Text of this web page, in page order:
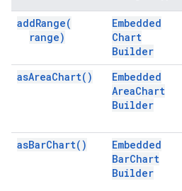
addRange(
range)
Embedded
Chart
Builder
asAreaChart( )
Embedded
AreaChart
Builder
asBarChart( )
Embedded
BarChart
Builder